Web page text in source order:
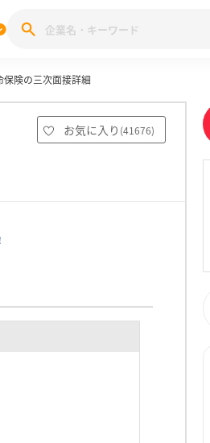
ペーン
査
みんなの新卒就職人
28卒 IT・DX現場
険の三次面接詳細
お気に入り (41676)